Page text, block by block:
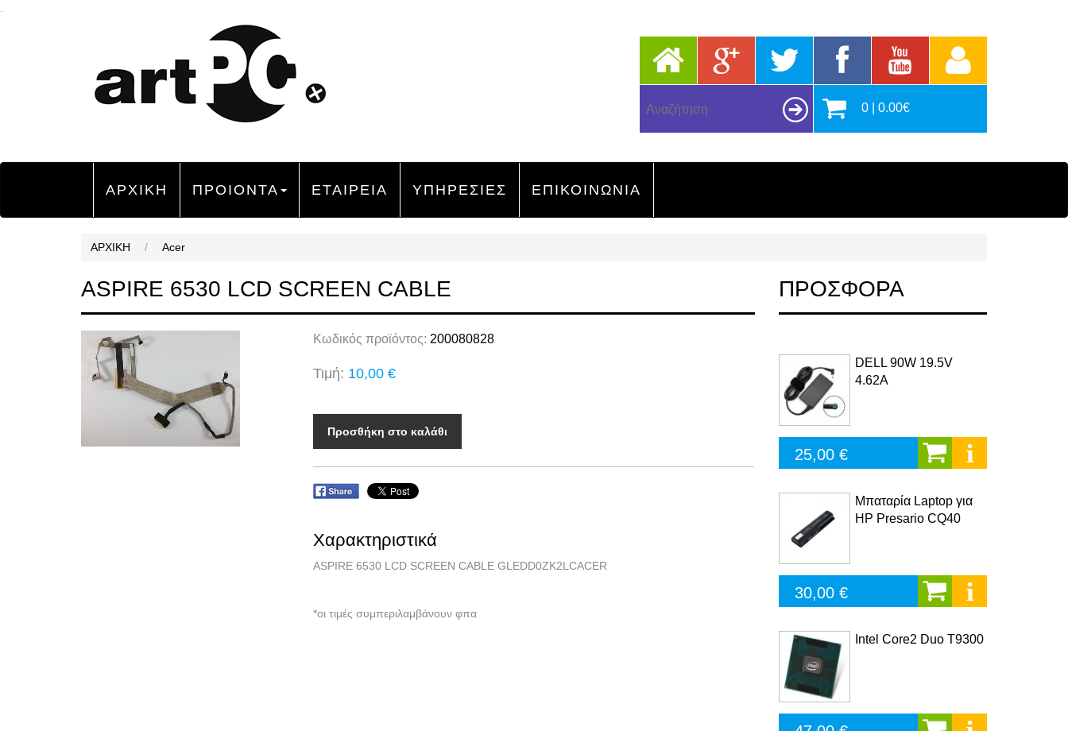
0 | 0.00€
ΑΡΧΙΚΗ ΠΡΟΙΟΝΤΑ ΕΤΑΙΡΕΙΑ ΥΠΗΡΕΣΙΕΣ ΕΠΙΚΟΙΝΩΝΙΑ
ΑΡΧΙΚΗ / Acer
ASPIRE 6530 LCD SCREEN CABLE
Κωδικός προϊόντος: 200080828
Τιμή: 10,00 €
Προσθήκη στο καλάθι
Χαρακτηριστικά
ASPIRE 6530 LCD SCREEN CABLE GLEDD0ZK2LCACER
*οι τιμές συμπεριλαμβάνουν φπα
ΠΡΟΣΦΟΡΑ
DELL 90W 19.5V
4.62A
25,00 €
Μπαταρία Laptop για
HP Presario CQ40
30,00 €
Intel Core2 Duo T9300